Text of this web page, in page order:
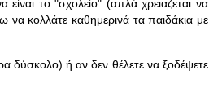
το "σχολείο" (απλά χρειαζεται να
κολλάτε καθημερινά τα παιδάκια με
δύσκολο) ή αν δεν θέλετε να ξοδέψετε